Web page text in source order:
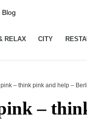
RELAX CITY
pink – think pink and help –
–